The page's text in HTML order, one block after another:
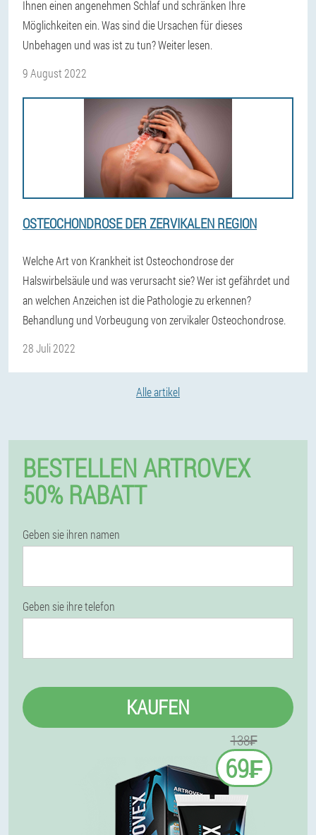
Ihnen einen angenehmen Schlaf und schränken Ihre
Möglichkeiten ein. Was sind die Ursachen für dieses
Unbehagen und was ist zu tun? Weiter lesen.
9 August 2022
OSTEOCHONDROSE DER ZERVIKALEN REGION
Welche Art von Krankheit ist Osteochondrose der
Halswirbelsäule und was verursacht sie? Wer ist gefährdet und
an welchen Anzeichen ist die Pathologie zu erkennen?
Behandlung und Vorbeugung von zervikaler Osteochondrose.
28 Juli 2022
Alle artikel
BESTELLEN ARTROVEX
50% RABATT
Geben sie ihren namen
Geben sie ihre telefon
KAUFEN
138₣
69₣